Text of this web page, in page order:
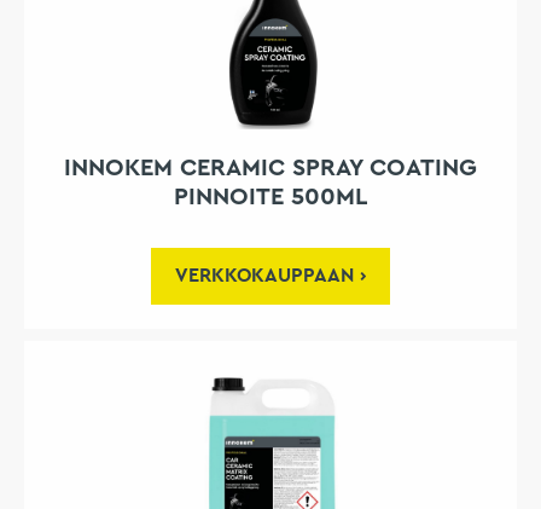
INNOKEM CERAMIC SPRAY COATING
PINNOITE 500ML
VERKKOKAUPPAAN